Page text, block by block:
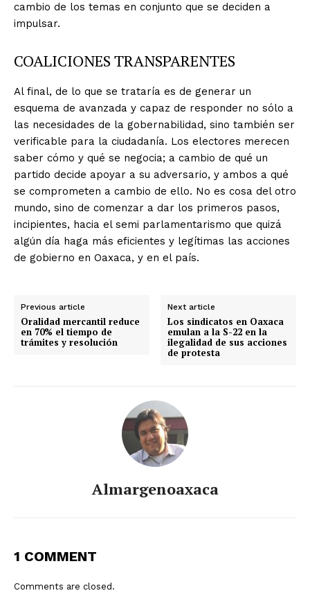
cambio de los temas en conjunto que se deciden a
impulsar.
COALICIONES TRANSPARENTES
Al final, de lo que se trataría es de generar un
esquema de avanzada y capaz de responder no sólo a
las necesidades de la gobernabilidad, sino también ser
verificable para la ciudadanía. Los electores merecen
saber cómo y qué se negocia; a cambio de qué un
partido decide apoyar a su adversario, y ambos a qué
se comprometen a cambio de ello. No es cosa del otro
mundo, sino de comenzar a dar los primeros pasos,
incipientes, hacia el semi parlamentarismo que quizá
algún día haga más eficientes y legítimas las acciones
de gobierno en Oaxaca, y en el país.
Previous article
Oralidad mercantil reduce
en 70% el tiempo de
trámites y resolución
Next article
Los sindicatos en Oaxaca
emulan a la S-22 en la
ilegalidad de sus acciones
de protesta
Almargenoaxaca
1 COMMENT
Comments are closed.